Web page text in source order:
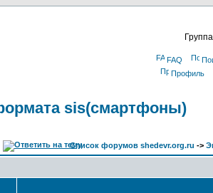
FAQ
Профиль
sis(смартфоны)
Список форумов shedevr.org.ru ->